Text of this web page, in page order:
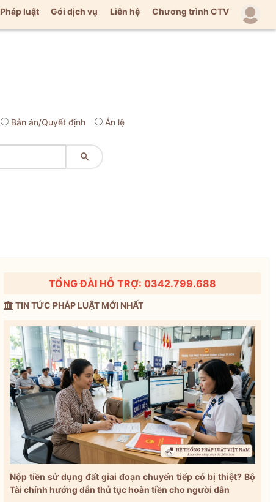
Pháp luật Gói dịch vụ Liên hệ Chương trình CTV
Bản án/Quyết định Án lệ

TỔNG ĐÀI HỖ TRỢ: 0342.799.688
TIN TỨC PHÁP LUẬT MỚI NHẤT
Nộp tiền sử dụng đất giai đoạn chuyển tiếp có bị thiệt? Bộ
Tài chính hướng dẫn thủ tục hoàn tiền cho người dân